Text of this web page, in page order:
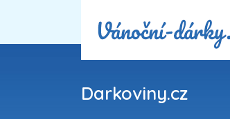
Darkoviny.cz